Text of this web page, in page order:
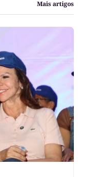
Mais artigos